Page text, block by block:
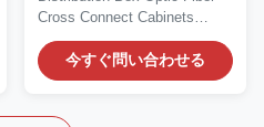
Cross Connect Cabinets​​
Quick Details Place of...
今すぐ問い合わせる